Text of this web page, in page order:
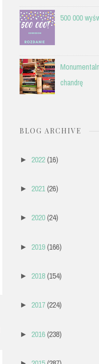
500 000
chandrę
BLOG ARCHIVE
► 2022 (16)
► 2021 (26)
► 2020 (24)
► 2019 (166)
► 2018 (154)
► 2017 (224)
► 2016 (238)